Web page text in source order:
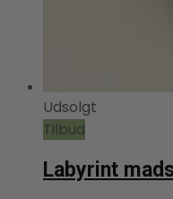
Udsolgt
Tilbud
Labyrint